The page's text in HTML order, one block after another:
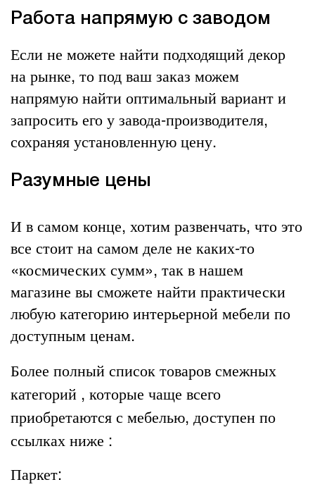
Работа напрямую с заводом
Если не можете найти подходящий декор
на рынке, то под ваш заказ можем
напрямую найти оптимальный вариант и
запросить его у завода-производителя,
сохраняя установленную цену.
Разумные цены
И в самом конце, хотим развенчать, что это
все стоит на самом деле не каких-то
«космических сумм», так в нашем
магазине вы сможете найти практически
любую категорию интерьерной мебели по
доступным ценам.
Более полный список товаров смежных
категорий , которые чаще всего
приобретаются с мебелью, доступен по
ссылках ниже :
Паркет: